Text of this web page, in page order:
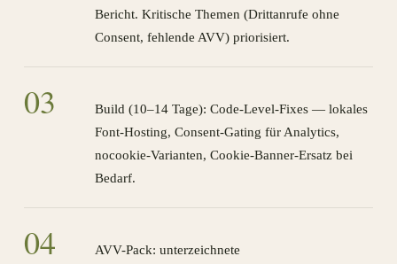
Bericht. Kritische Themen (Drittanrufe ohne
Consent, fehlende AVV) priorisiert.
03
Build (10–14 Tage): Code-Level-Fixes — lokales
Font-Hosting, Consent-Gating für Analytics,
nocookie-Varianten, Cookie-Banner-Ersatz bei
Bedarf.
04
AVV-Pack: unterzeichnete